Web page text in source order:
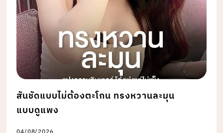
สันชัดแบบไม่ต้องตะโกน ทรงหวานละมุน
แบบดูแพง